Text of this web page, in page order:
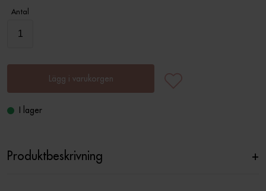
Antal
Lägg i varukorgen
I lager
Produktbeskrivning +